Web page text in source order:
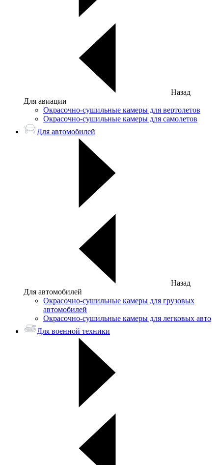
Назад
Для авиации
Окрасочно-сушильные камеры для вертолетов
Окрасочно-сушильные камеры для самолетов
Для автомобилей
Назад
Для автомобилей
Окрасочно-сушильные камеры для грузовых
автомобилей
Окрасочно-сушильные камеры для легковых авто
Для военной техники